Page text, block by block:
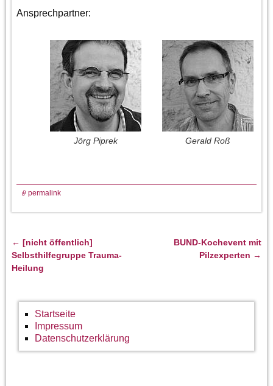
Ansprechpartner:
Gerald Roß
Jörg Piprek
permalink
Artikelnavigation
← [nicht öffentlich]
Selbsthilfegruppe Trauma-
Heilung
BUND-Kochevent mit
Pilzexperten →
Startseite
Impressum
Datenschutzerklärung